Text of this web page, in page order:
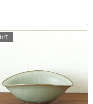
中